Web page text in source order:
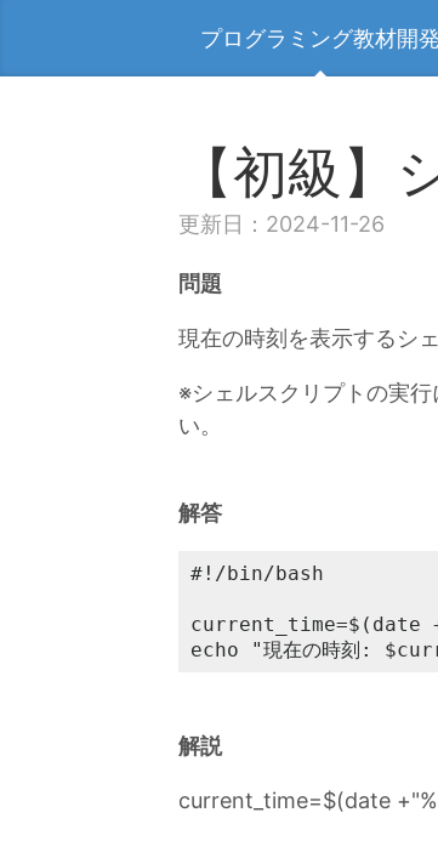
プログラミング教材開発
【初級】
更新日：2024-11-26
問題
現在の時刻を表示するシ
※シェルスクリプトの実行
い。
解答
#!/bin/bash
current_time=$(date
echo "現在の時刻:
解説
current_time=$(date